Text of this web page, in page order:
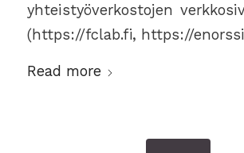
yhteistyöverkostojen
(https://fclab.fi, https://
Read more